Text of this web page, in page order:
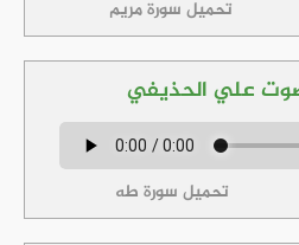
تحميل سورة مريم
علي الحذيفي
تحميل سورة طه